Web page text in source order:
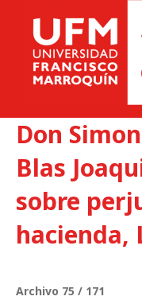
Don
Blas
sobre
hacienda,
Archivo 75 / 171